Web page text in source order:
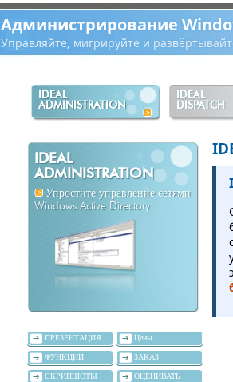
Администрирование
Управляйте, мигрируйте и
IDEAL
ADMINISTRATION
IDEAL
DISPATCH
IDEAL
ADMINISTRATION
Упростите управление сетями
Windows Active Directory
ПРЕЗЕНТАЦИЯ
ФУНКЦИИ
СКРИНШОТЫ
Цены
ЗАКАЗ
ОЦЕНИВАТЬ